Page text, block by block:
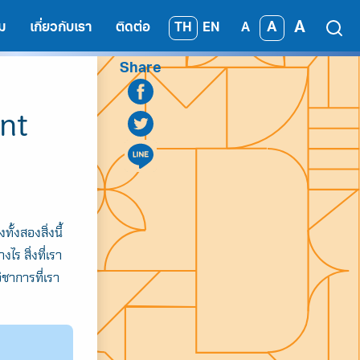
เกี่ยวกับเรา ติดต่อ TH EN A A A
Share
ทั้งสองสิ่งนี้
ร สิ่งที่เรา
การที่เรา